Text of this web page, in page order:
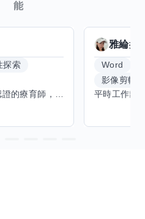
能
探索
雅綸擅
Word
影像剪輯